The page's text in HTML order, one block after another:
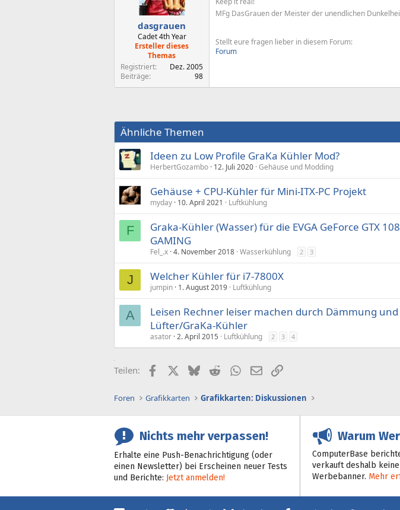
dasgrauen
Cadet 4th Year
Ersteller dieses
Themas
Registriert
Dez. 2005
Beiträge
98
MFg DasGrauen der Meister der unendlichen
Stellt eure fragen lieber in diesem Forum:
Forum
Ähnliche Themen
Ideen zu Low Profile GraKa Kühler Mod?
HerbertGozambo 12. Juli 2020 Gehäuse und Modding
Gehäuse + CPU-Kühler für Mini-ITX-PC Projekt
myday 10. April 2021 Luftkühlung
F
Graka-Kühler (Wasser) für die EVGA GeForce GTX
GAMING
Fel_.x 4. November 2018 Wasserkühlung 2 3
J Welcher Kühler für i7-7800X
jumpin 1. August 2019 Luftkühlung
A
Leisen Rechner leiser machen durch Dämmung
Lüfter/GraKa-Kühler
asator 2. April 2015 Luftkühlung 2 3 4
Teilen: FacebookX (Twitter)
BlueskyRedditWhatsApp
E-MailLink
Foren Grafikkarten Grafikkarten: Diskussionen
Nichts mehr verpassen!
Erhalte eine Push-Benachrichtigung (oder
einen Newsletter) bei Erscheinen neuer Tests
und Berichte: Jetzt anmelden!
Warum
ComputerBase
verkauft deshalb
Werbebanner. Mehr